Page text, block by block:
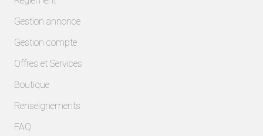
Gestion annonce
Gestion compte
Offres et Services
Boutique
Renseignements
FAQ